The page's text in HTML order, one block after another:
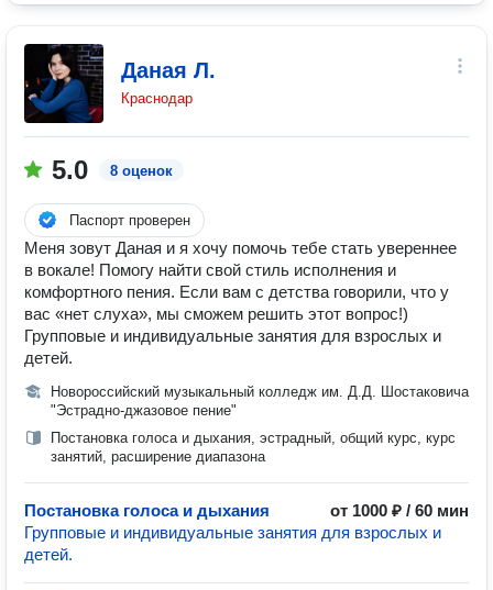
Даная Л.
Краснодар
5.0 8 оценок
Паспорт проверен
Меня зовут Даная и я хочу помочь тебе стать увереннее
в вокале! Помогу найти свой стиль исполнения и
комфортного пения. Если вам с детства говорили, что у
вас «нет слуха», мы сможем решить этот вопрос!)
Групповые и индивидуальные занятия для взрослых и
детей.
Новороссийский музыкальный колледж им. Д.Д. Шостаковича
"Эстрадно-джазовое пение"
Постановка голоса и дыхания, эстрадный, общий курс, курс
занятий, расширение диапазона
Постановка голоса и дыхания
от 1000 ₽ / 60 мин
Групповые и индивидуальные занятия для взрослых и
детей.